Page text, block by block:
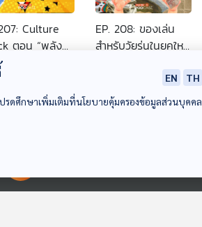
Culture
ตอน “พลัง
มกอด
Andolan
รปกป้องป่าไม้
ย" |
อง ลองเล่า
EP. 208: ของเล่น
สำหรับวัยรุ่นในยุคใหม่
EN
TH
ปรดศึกษาเพิ่มเติมที่นโยบายคุ้มครองข้อมูลส่วนบุคคล